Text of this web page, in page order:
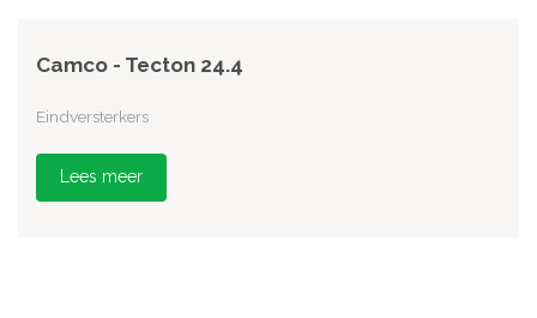
Camco - Tecton 24.4
Eindversterkers
Lees meer